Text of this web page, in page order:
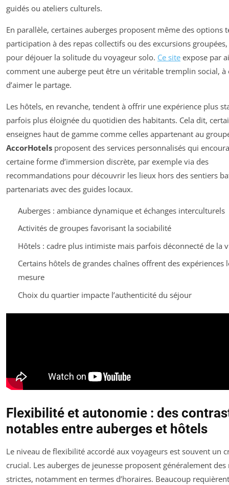
guidés ou ateliers culturels.
En parallèle, certaines auberges proposent même des options
participation à des repas collectifs ou des excursions
pour déjouer la solitude du voyageur solo. Ce site expose par
comment une auberge peut être un véritable tremplin social,
d’aimer le partage.
Les hôtels, en revanche, tendent à offrir une expérience plus
parfois plus éloignée du quotidien des habitants. Cela dit,
enseignes haut de gamme comme celles appartenant au
AccorHotels proposent des services personnalisés qui
certaine forme d’immersion discrète, par exemple via des
recommandations pour découvrir les lieux hors des sentiers
partenariats avec des guides locaux.
Auberges : ambiance dynamique et échanges interculturels
Activités de groupes favorisant la sociabilité
Hôtels : cadre plus intimiste mais parfois déconnecté de la
Certains hôtels de grandes chaînes offrent des expériences
mesure
Choix du quartier impacte l’authenticité du séjour
Flexibilité et autonomie : des
notables entre auberges et hôtels
Le niveau de flexibilité accordé aux voyageurs est souvent un
crucial. Les auberges de jeunesse proposent généralement des
strictes, notamment en termes d’horaires. Beaucoup